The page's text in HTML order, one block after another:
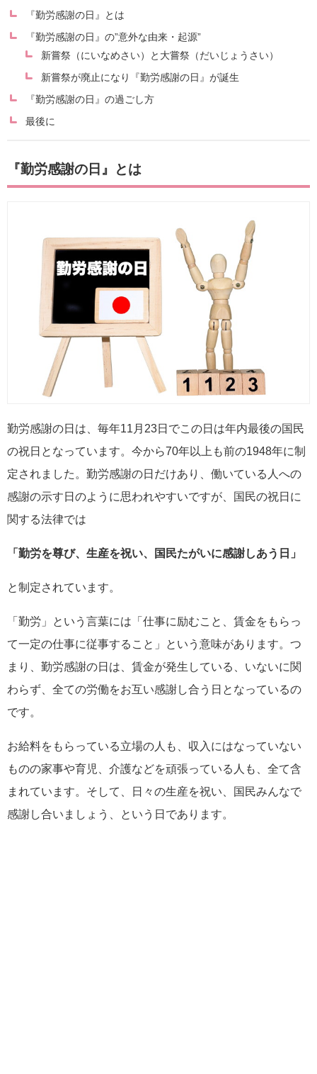
『勤労感謝の日』とは
『勤労感謝の日』の”意外な由来・起源”
新嘗祭（にいなめさい）と大嘗祭（だいじょうさい）
新嘗祭が廃止になり『勤労感謝の日』が誕生
『勤労感謝の日』の過ごし方
最後に
『勤労感謝の日』とは
勤労感謝の日は、毎年11月23日でこの日は年内最後の国民
の祝日となっています。今から70年以上も前の1948年に制
定されました。勤労感謝の日だけあり、働いている人への
感謝の示す日のように思われやすいですが、国民の祝日に
関する法律では
「勤労を尊び、生産を祝い、国民たがいに感謝しあう日」
と制定されています。
「勤労」という言葉には「仕事に励むこと、賃金をもらっ
て一定の仕事に従事すること」という意味があります。つ
まり、勤労感謝の日は、賃金が発生している、いないに関
わらず、全ての労働をお互い感謝し合う日となっているの
です。
お給料をもらっている立場の人も、収入にはなっていない
ものの家事や育児、介護などを頑張っている人も、全て含
まれています。そして、日々の生産を祝い、国民みんなで
感謝し合いましょう、という日であります。